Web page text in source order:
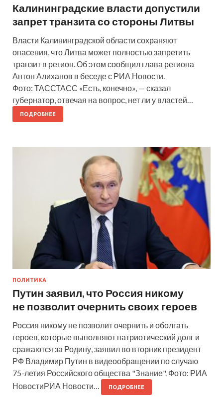
Калининградские власти допустили
запрет транзита со стороны Литвы
Власти Калининградской области сохраняют
опасения, что Литва может полностью запретить
транзит в регион. Об этом сообщил глава региона
Антон Алиханов в беседе с РИА Новости.
Фото: ТАССТАСС «Есть, конечно», — сказал
губернатор, отвечая на вопрос, нет ли у властей…
ПОДРОБНЕЕ
ПОЛИТИКА
Путин заявил, что Россия никому
не позволит очернить своих героев
Россия никому не позволит очернить и оболгать
героев, которые выполняют патриотический долг и
сражаются за Родину, заявил во вторник президент
РФ Владимир Путин в видеообращении по случаю
75-летия Российского общества "Знание". Фото: РИА
НовостиРИА Новости…
ПОДРОБНЕЕ